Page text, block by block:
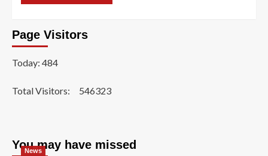
Page Visitors
Today: 484
Total Visitors: 546323
You may have missed
News